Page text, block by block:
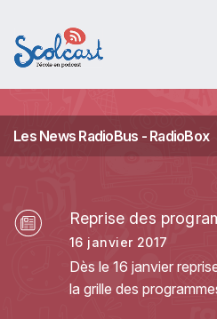
Les News RadioBus - RadioBox
Reprise des
16 janvier 2017
Dès le 16 janvier
la grille des